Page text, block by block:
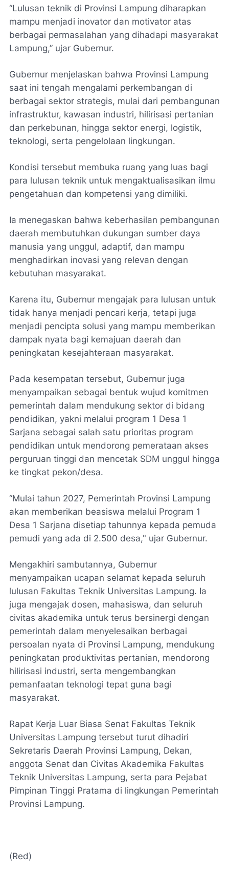
“Lulusan teknik di Provinsi Lampung diharapkan
mampu menjadi inovator dan motivator atas
berbagai permasalahan yang dihadapi masyarakat
Lampung,” ujar Gubernur.
Gubernur menjelaskan bahwa Provinsi Lampung
saat ini tengah mengalami perkembangan di
berbagai sektor strategis, mulai dari pembangunan
infrastruktur, kawasan industri, hilirisasi pertanian
dan perkebunan, hingga sektor energi, logistik,
teknologi, serta pengelolaan lingkungan.
Kondisi tersebut membuka ruang yang luas bagi
para lulusan teknik untuk mengaktualisasikan ilmu
pengetahuan dan kompetensi yang dimiliki.
Ia menegaskan bahwa keberhasilan pembangunan
daerah membutuhkan dukungan sumber daya
manusia yang unggul, adaptif, dan mampu
menghadirkan inovasi yang relevan dengan
kebutuhan masyarakat.
Karena itu, Gubernur mengajak para lulusan untuk
tidak hanya menjadi pencari kerja, tetapi juga
menjadi pencipta solusi yang mampu memberikan
dampak nyata bagi kemajuan daerah dan
peningkatan kesejahteraan masyarakat.
Pada kesempatan tersebut, Gubernur juga
menyampaikan sebagai bentuk wujud komitmen
pemerintah dalam mendukung sektor di bidang
pendidikan, yakni melalui program 1 Desa 1
Sarjana sebagai salah satu prioritas program
pendidikan untuk mendorong pemerataan akses
perguruan tinggi dan mencetak SDM unggul hingga
ke tingkat pekon/desa.
“Mulai tahun 2027, Pemerintah Provinsi Lampung
akan memberikan beasiswa melalui Program 1
Desa 1 Sarjana disetiap tahunnya kepada pemuda
pemudi yang ada di 2.500 desa," ujar Gubernur.
Mengakhiri sambutannya, Gubernur
menyampaikan ucapan selamat kepada seluruh
lulusan Fakultas Teknik Universitas Lampung. Ia
juga mengajak dosen, mahasiswa, dan seluruh
civitas akademika untuk terus bersinergi dengan
pemerintah dalam menyelesaikan berbagai
persoalan nyata di Provinsi Lampung, mendukung
peningkatan produktivitas pertanian, mendorong
hilirisasi industri, serta mengembangkan
pemanfaatan teknologi tepat guna bagi
masyarakat.
Rapat Kerja Luar Biasa Senat Fakultas Teknik
Universitas Lampung tersebut turut dihadiri
Sekretaris Daerah Provinsi Lampung, Dekan,
anggota Senat dan Civitas Akademika Fakultas
Teknik Universitas Lampung, serta para Pejabat
Pimpinan Tinggi Pratama di lingkungan Pemerintah
Provinsi Lampung.
(Red)